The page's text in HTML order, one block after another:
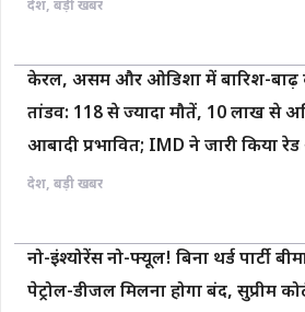
देश, बड़ी खबर
केरल, असम और ओडिशा में बारिश-बाढ़
तांडव: 118 से ज्यादा मौतें, 10 लाख से
आबादी प्रभावित; IMD ने जारी किया
देश, बड़ी खबर
नो-इंश्योरेंस नो-फ्यूल! बिना थर्ड पार्टी
पेट्रोल-डीजल मिलना होगा बंद, सुप्रीम